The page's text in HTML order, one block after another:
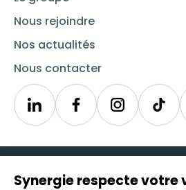
Nous rejoindre
Nos actualités
Nous contacter
LinkedinSynergieInstagramTikTok
Icône d'illustration